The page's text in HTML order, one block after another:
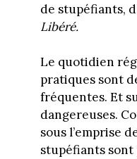
de stupéfiants,
Libéré.
Le quotidien
pratiques sont
fréquentes. Et
dangereuses.
sous l’emprise
stupéfiants sont